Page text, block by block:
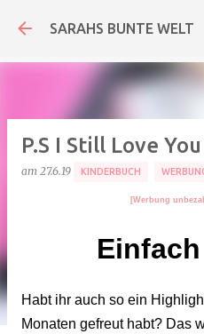
Direkt zum
SARAHS BUNTE WELT
P.S I Still Love
am 27.6.19 KINDERBUCH
[Werbung
Habt ihr auch so ein
Monaten gefreut habt? Das